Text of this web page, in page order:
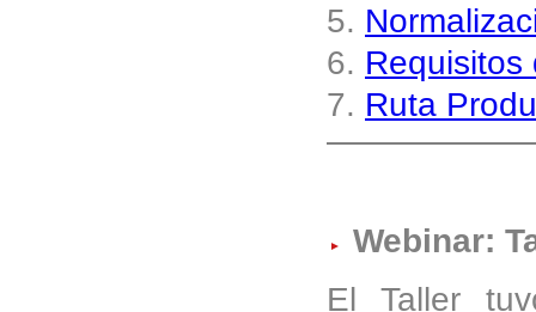
5.
6. Requisitos
7. Ruta
Webinar:
El Taller